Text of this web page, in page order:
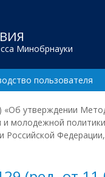
Минобрнауки
пользователя
утверждении
и молодежной
Российской